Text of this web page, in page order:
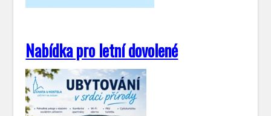
Nabídka pro letní dovolené